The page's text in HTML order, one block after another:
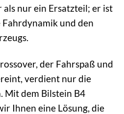
nur ein Ersatzteil; er ist
und den
der Fahrspaß und
verdient nur die
Mit dem Bilstein B4
Ihnen eine Lösung, die